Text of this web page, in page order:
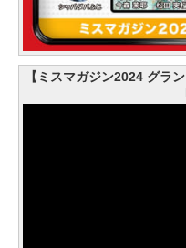
【ミスマガジン2024 グラ